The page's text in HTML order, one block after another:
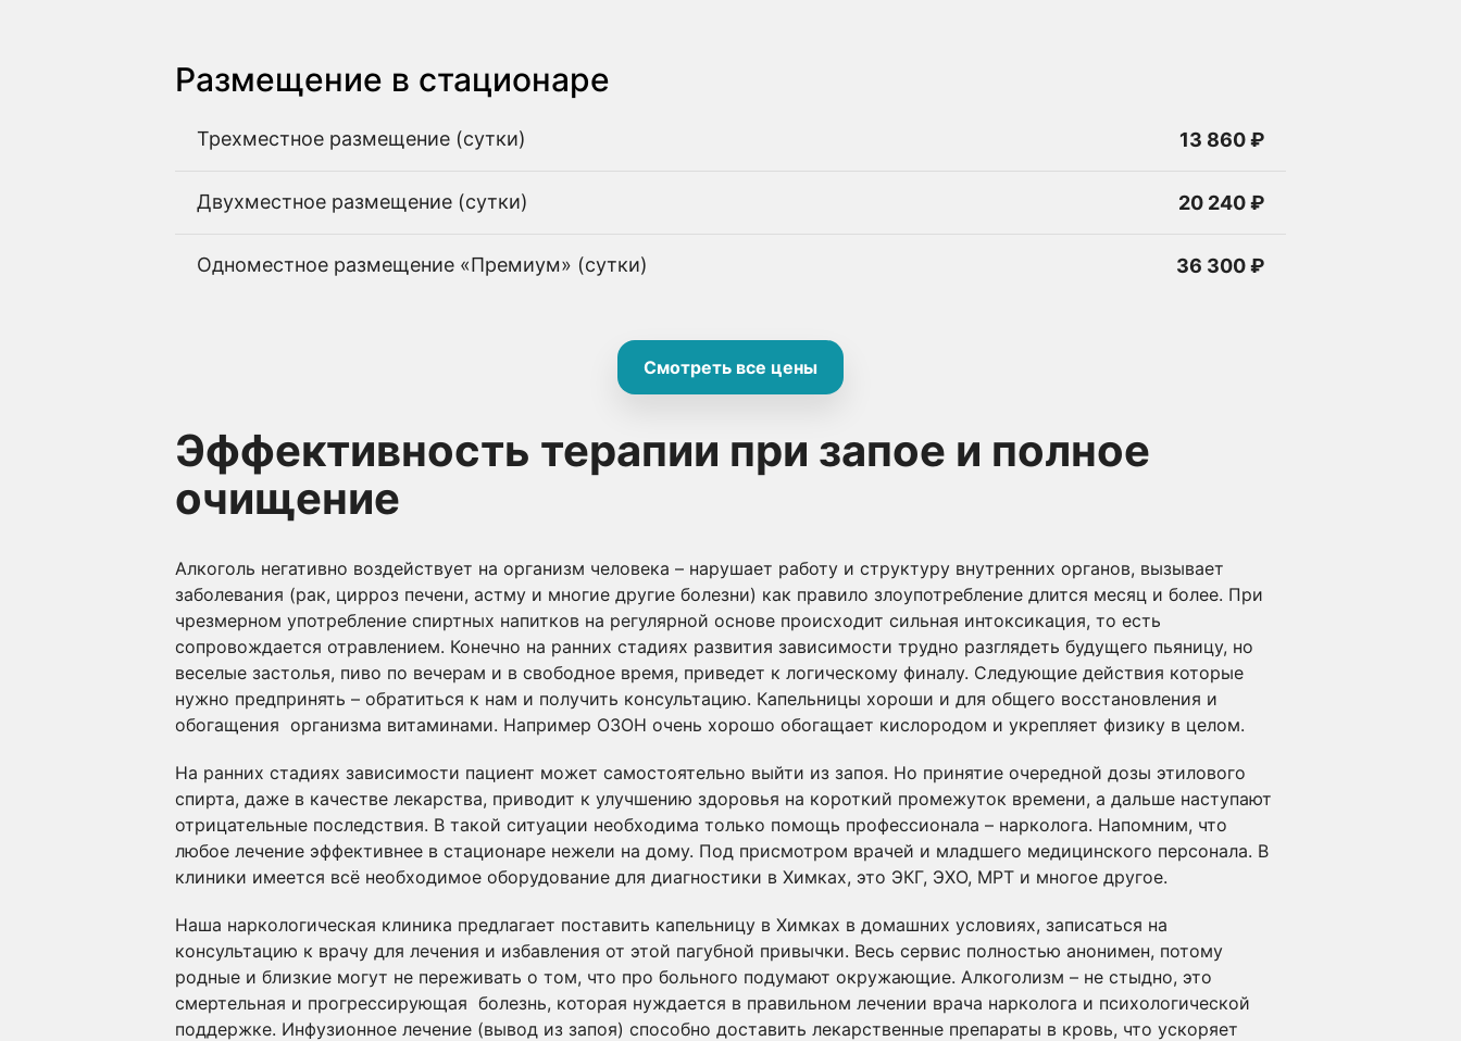
Размещение в стационаре
Трехместное размещение (сутки) 13 860 ₽
Двухместное размещение (сутки) 20 240 ₽
Одноместное размещение «Премиум» (сутки) 36 300 ₽
Смотреть все цены
Эффективность терапии при запое и полное
очищение
Алкоголь негативно воздействует на организм человека – нарушает работу и структуру внутренних органов, вызывает
заболевания (рак, цирроз печени, астму и многие другие болезни) как правило злоупотребление длится месяц и более. При
чрезмерном употребление спиртных напитков на регулярной основе происходит сильная интоксикация, то есть
сопровождается отравлением. Конечно на ранних стадиях развития зависимости трудно разглядеть будущего пьяницу, но
веселые застолья, пиво по вечерам и в свободное время, приведет к логическому финалу. Следующие действия которые
нужно предпринять – обратиться к нам и получить консультацию. Капельницы хороши и для общего восстановления и
обогащения организма витаминами. Например ОЗОН очень хорошо обогащает кислородом и укрепляет физику в целом.
На ранних стадиях зависимости пациент может самостоятельно выйти из запоя. Но принятие очередной дозы этилового
спирта, даже в качестве лекарства, приводит к улучшению здоровья на короткий промежуток времени, а дальше наступают
отрицательные последствия. В такой ситуации необходима только помощь профессионала – нарколога. Напомним, что
любое лечение эффективнее в стационаре нежели на дому. Под присмотром врачей и младшего медицинского персонала. В
клиники имеется всё необходимое оборудование для диагностики в Химках, это ЭКГ, ЭХО, МРТ и многое другое.
Наша наркологическая клиника предлагает поставить капельницу в Химках в домашних условиях, записаться на
консультацию к врачу для лечения и избавления от этой пагубной привычки. Весь сервис полностью анонимен, потому
родные и близкие могут не переживать о том, что про больного подумают окружающие. Алкоголизм – не стыдно, это
смертельная и прогрессирующая болезнь, которая нуждается в правильном лечении врача нарколога и психологической
поддержке. Инфузионное лечение (вывод из запоя) способно доставить лекарственные препараты в кровь, что ускоряет